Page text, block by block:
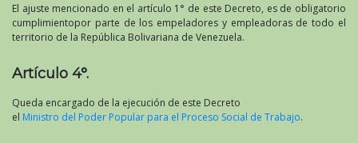
El ajuste mencionado en el artículo 1° de este Decreto, es de obligatorio
cumplimientopor parte de los empeladores y empleadoras de todo el
territorio de la República Bolivariana de Venezuela.
Artículo 4°.
Queda encargado de la ejecución de este Decreto
el Ministro del Poder Popular para el Proceso Social de Trabajo.